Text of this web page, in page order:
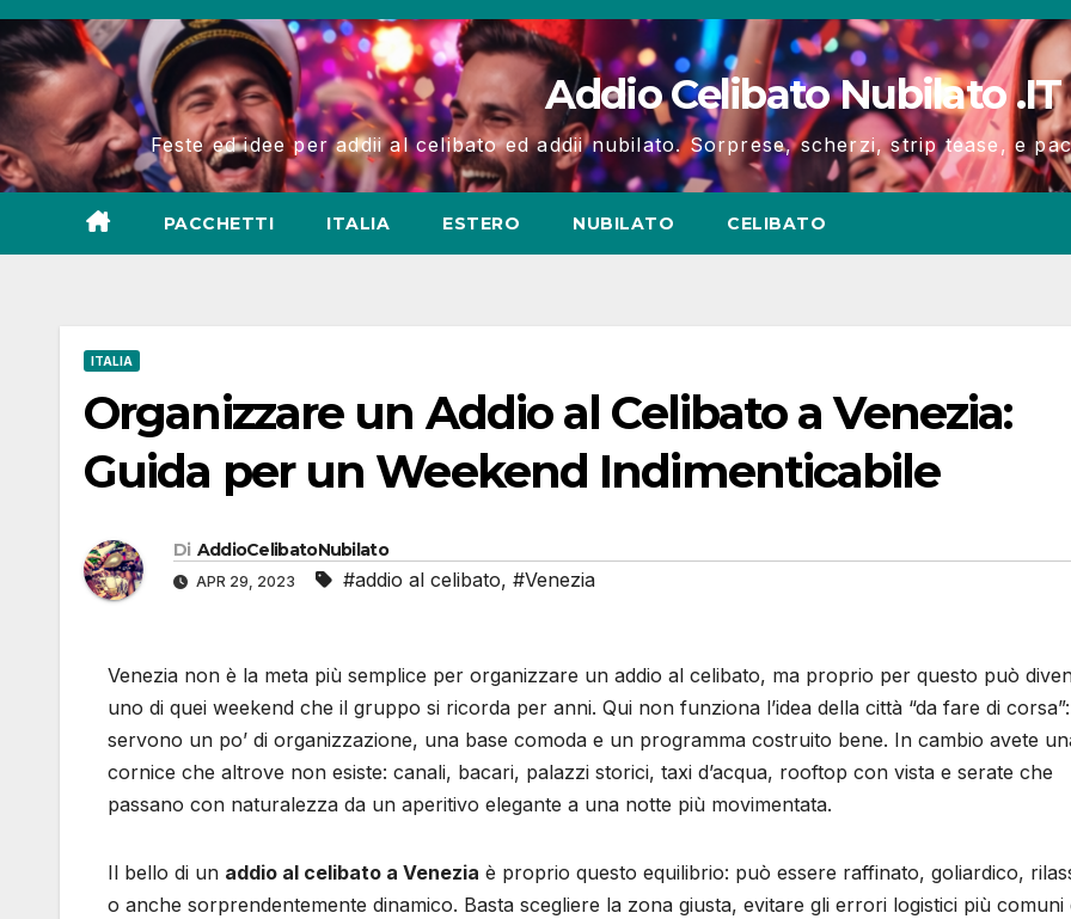
Salta
al
contenuto
Addio Celibato Nubilato .IT
Feste ed idee per addii al celibato ed addii nubilato. Sorprese, scherzi, strip tease, e
PACCHETTI ITALIA ESTERO NUBILATO CELIBATO
ITALIA
Organizzare un Addio al Celibato a Venezia:
Guida per un Weekend Indimenticabile
Di AddioCelibatoNubilato
APR 29, 2023 #addio al celibato, #Venezia
Venezia non è la meta più semplice per organizzare un addio al celibato, ma proprio per questo può
uno di quei weekend che il gruppo si ricorda per anni. Qui non funziona l’idea della città “da fare di corsa”:
servono un po’ di organizzazione, una base comoda e un programma costruito bene. In cambio avete
cornice che altrove non esiste: canali, bacari, palazzi storici, taxi d’acqua, rooftop con vista e serate che
passano con naturalezza da un aperitivo elegante a una notte più movimentata.
Il bello di un addio al celibato a Venezia è proprio questo equilibrio: può essere raffinato, goliardico,
o anche sorprendentemente dinamico. Basta scegliere la zona giusta, evitare gli errori logistici più comuni